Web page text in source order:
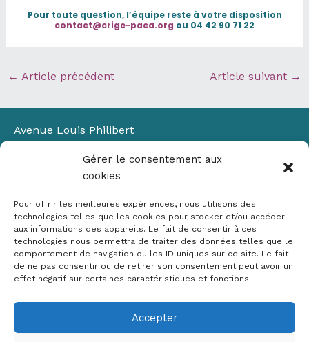
Gérer le consentement aux
cookies
Pour offrir les meilleures expériences, nous utilisons des
technologies telles que les cookies pour stocker et/ou accéder
aux informations des appareils. Le fait de consentir à ces
technologies nous permettra de traiter des données telles que le
comportement de navigation ou les ID uniques sur ce site. Le fait
de ne pas consentir ou de retirer son consentement peut avoir un
effet négatif sur certaines caractéristiques et fonctions.
Accepter
Pour toute question, l’équipe reste à votre disposition
contact@crige-paca.org ou 04 42 90 71 22
← Article précédent Article suivant →
Avenue Louis Philibert
Bâtiment Laennec
13100 Aix-en-Provence
✉ contact@crige-paca.org
Mentions légales